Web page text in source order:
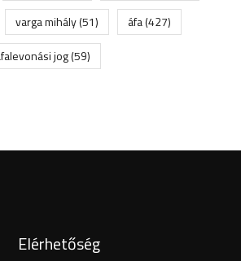
varga mihály(51) áfa(427)
jog(59)
Elérhetőség